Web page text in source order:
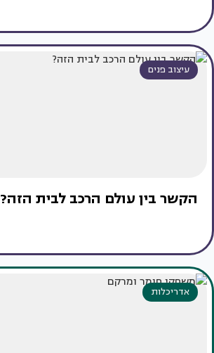
עיצוב פנים
הקשר בין עולם הרכב לבית הזה?
אדריכלות